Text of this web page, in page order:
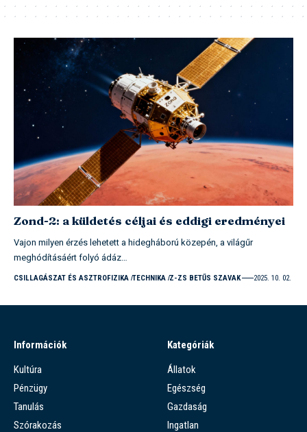
Zond-2: a küldetés céljai és eddigi eredményei
Vajon milyen érzés lehetett a hidegháború közepén, a világűr
meghódításáért folyó ádáz…
CSILLAGÁSZAT ÉS ASZTROFIZIKA TECHNIKA Z-ZS BETŰS SZAVAK 2025. 10. 02.
Információk
Kultúra
Pénzügy
Tanulás
Szórakozás
Kategóriák
Állatok
Egészség
Gazdaság
Ingatlan